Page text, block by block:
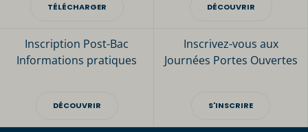
TÉLÉCHARGER DÉCOUVRIR
Inscription Post-Bac
Informations pratiques
DÉCOUVRIR
Inscrivez-vous aux
Journées Portes Ouvertes
S'INSCRIRE